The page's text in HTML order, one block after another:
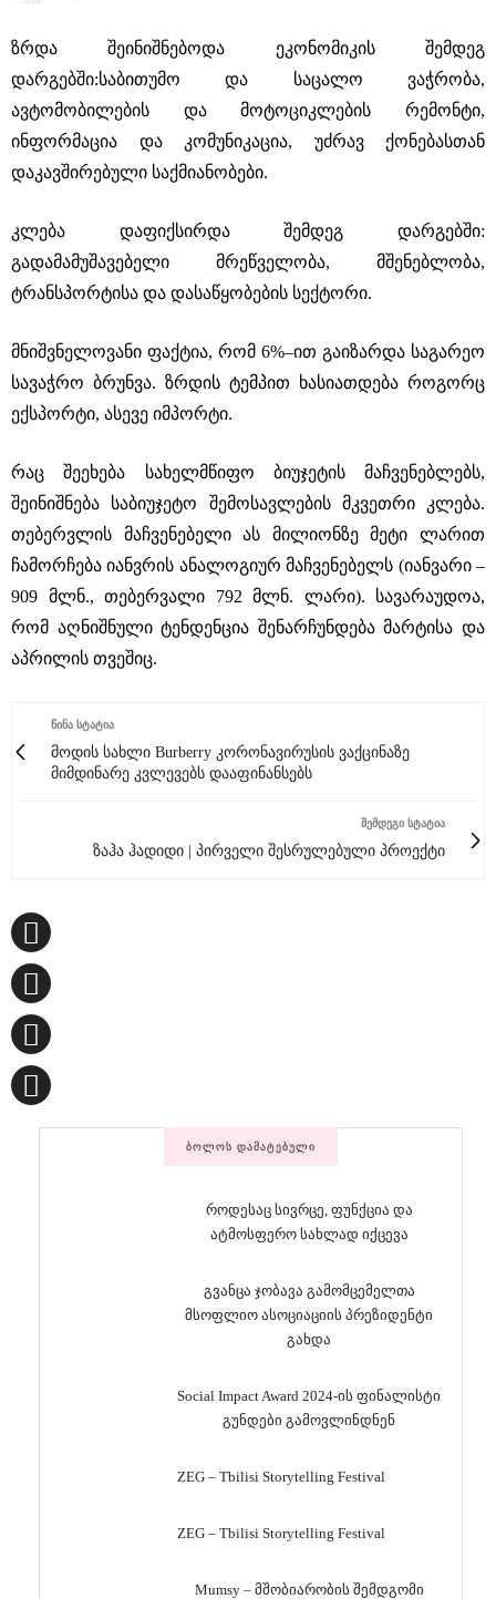
ზრდა შეინიშნებოდა ეკონომიკის შემდეგ
დარგებში:საბითუმო და საცალო ვაჭრობა,
ავტომობილების და მოტოციკლების რემონტი,
ინფორმაცია და კომუნიკაცია, უძრავ ქონებასთან
დაკავშირებული საქმიანობები.
კლება დაფიქსირდა შემდეგ დარგებში:
გადამამუშავებელი მრეწველობა, მშენებლობა,
ტრანსპორტისა და დასაწყობების სექტორი.
მნიშვნელოვანი ფაქტია, რომ 6%–ით გაიზარდა საგარეო
სავაჭრო ბრუნვა. ზრდის ტემპით ხასიათდება როგორც
ექსპორტი, ასევე იმპორტი.
რაც შეეხება სახელმწიფო ბიუჯეტის მაჩვენებლებს,
შეინიშნება საბიუჯეტო შემოსავლების მკვეთრი კლება.
თებერვლის მაჩვენებელი ას მილიონზე მეტი ლარით
ჩამორჩება იანვრის ანალოგიურ მაჩვენებელს (იანვარი –
909 მლნ., თებერვალი 792 მლნ. ლარი). სავარაუდოა,
რომ აღნიშნული ტენდენცია შენარჩუნდება მარტისა და
აპრილის თვეშიც.
ᲬᲘᲜᲐ ᲡᲢᲐᲢᲘᲐ
მოდის სახლი Burberry კორონავირუსის ვაქცინაზე
მიმდინარე კვლევებს დააფინანსებს
ᲨᲔᲛᲓᲔᲒᲘ ᲡᲢᲐᲢᲘᲐ
ზაჰა ჰადიდი | პირველი შესრულებული პროექტი
ᲑᲝᲚᲝᲡ ᲓᲐᲛᲐᲢᲔᲑᲣᲚᲘ
როდესაც სივრცე, ფუნქცია და
ატმოსფერო სახლად იქცევა
გვანცა ჯობავა გამომცემელთა
მსოფლიო ასოციაციის პრეზიდენტი
გახდა
Social Impact Award 2024-ის ფინალისტი
გუნდები გამოვლინდნენ
ZEG – Tbilisi Storytelling Festival
ZEG – Tbilisi Storytelling Festival
Mumsy – მშობიარობის შემდგომი